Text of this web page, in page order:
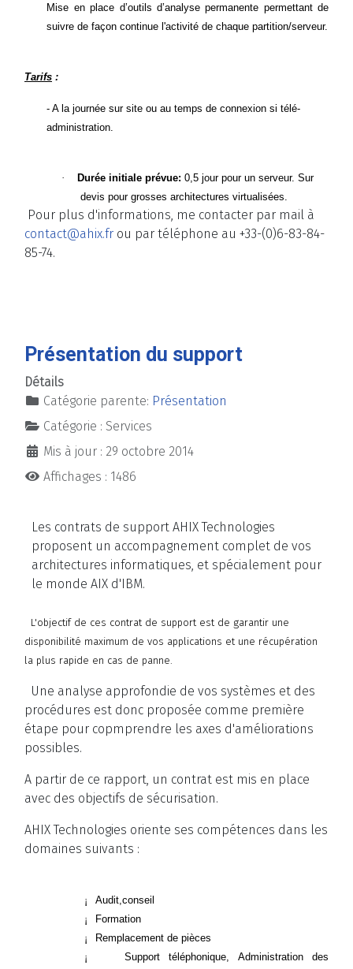
Mise en place d’outils d’analyse permanente permettant de
suivre de façon continue l'activité de chaque partition/serveur.
Tarifs :
- A la journée sur site ou au temps de connexion si télé-
administration.
· Durée initiale prévue: 0,5 jour pour un serveur. Sur
devis pour grosses architectures virtualisées.
Pour plus d'informations, me contacter par mail à
contact@ahix.fr ou par téléphone au +33-(0)6-83-84-
85-74.
Présentation du support
Détails
Catégorie parente: Présentation
Catégorie : Services
Mis à jour : 29 octobre 2014
Affichages : 1486
Les contrats de support AHIX Technologies
proposent un accompagnement complet de vos
architectures informatiques, et spécialement pour
le monde AIX d'IBM.
L'objectif de ces contrat de support est de garantir une
disponibilité maximum de vos applications et une récupération
la plus rapide en cas de panne.
Une analyse approfondie de vos systèmes et des
procédures est donc proposée comme première
étape pour copmprendre les axes d'améliorations
possibles.
A partir de ce rapport, un contrat est mis en place
avec des objectifs de sécurisation.
AHIX Technologies oriente ses compétences dans les
domaines suivants :
¡
Audit,conseil
¡
Formation
¡
Remplacement de pièces
¡
Support téléphonique, Administration des